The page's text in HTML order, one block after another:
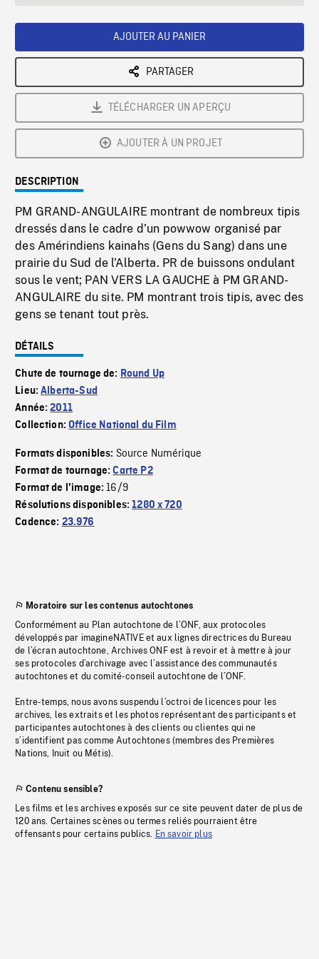
AJOUTER AU PANIER
PARTAGER
TÉLÉCHARGER UN APERÇU
AJOUTER À UN PROJET
DESCRIPTION
PM GRAND-ANGULAIRE montrant de nombreux tipis
dressés dans le cadre d’un powwow organisé par
des Amérindiens kainahs (Gens du Sang) dans une
prairie du Sud de l’Alberta. PR de buissons ondulant
sous le vent; PAN VERS LA GAUCHE à PM GRAND-
ANGULAIRE du site. PM montrant trois tipis, avec des
gens se tenant tout près.
DÉTAILS
Chute de tournage de: Round Up
Lieu:Alberta-Sud
Année:2011
Collection:Office National du Film
Formats disponibles: Source Numérique
Format de tournage:Carte P2
Format de l'image:16/9
Résolutions disponibles:1280 x 720
Cadence: 23.976
Moratoire sur les contenus autochtones
Conformément au Plan autochtone de l’ONF, aux protocoles
développés par imagineNATIVE et aux lignes directrices du Bureau
de l’écran autochtone, Archives ONF est à revoir et à mettre à jour
ses protocoles d’archivage avec l’assistance des communautés
autochtones et du comité-conseil autochtone de l’ONF.
Entre-temps, nous avons suspendu l’octroi de licences pour les
archives, les extraits et les photos représentant des participants et
participantes autochtones à des clients ou clientes qui ne
s’identifient pas comme Autochtones (membres des Premières
Nations, Inuit ou Métis).
Contenu sensible?
Les films et les archives exposés sur ce site peuvent dater de plus de
120 ans. Certaines scènes ou termes reliés pourraient être
offensants pour certains publics. En savoir plus